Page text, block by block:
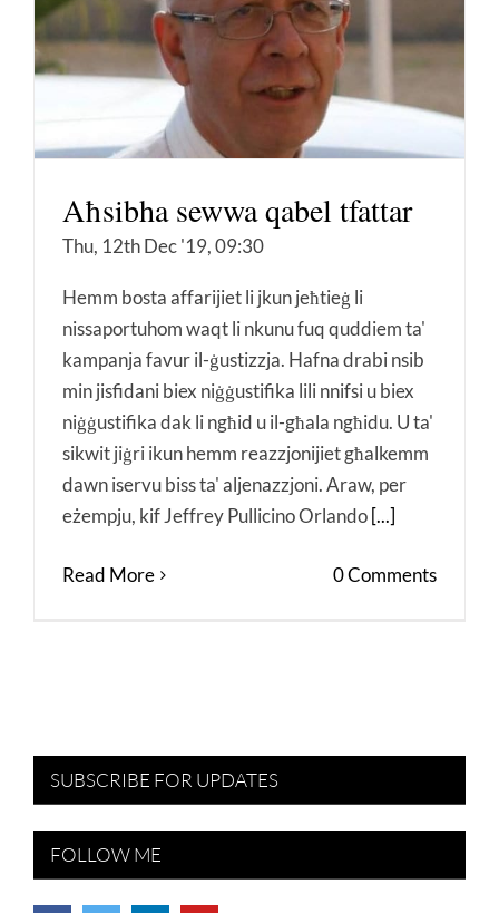
Aħsibha sewwa qabel tfattar
Thu, 12th Dec '19, 09:30
Hemm bosta affarijiet li jkun jeħtieġ li
nissaportuhom waqt li nkunu fuq quddiem ta'
kampanja favur il-ġustizzja. Hafna drabi nsib
min jisfidani biex niġġustifika lili nnifsi u biex
niġġustifika dak li ngħid u il-għala ngħidu. U ta'
sikwit jiġri ikun hemm reazzjonijiet għalkemm
dawn iservu biss ta' aljenazzjoni. Araw, per
eżempju, kif Jeffrey Pullicino Orlando [...]
Read More 0 Comments
SUBSCRIBE FOR UPDATES
FOLLOW ME